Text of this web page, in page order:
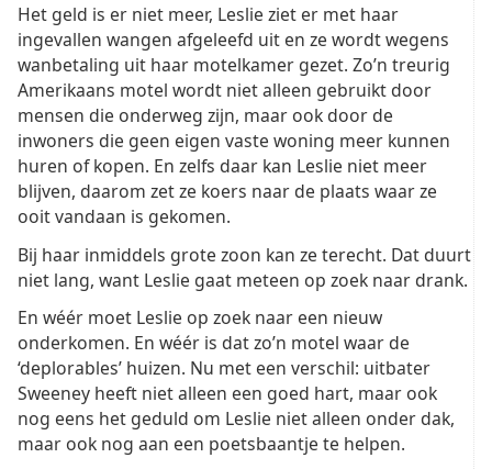
Het geld is er niet meer, Leslie ziet er met haar
ingevallen wangen afgeleefd uit en ze wordt wegens
wanbetaling uit haar motelkamer gezet. Zo’n treurig
Amerikaans motel wordt niet alleen gebruikt door
mensen die onderweg zijn, maar ook door de
inwoners die geen eigen vaste woning meer kunnen
huren of kopen. En zelfs daar kan Leslie niet meer
blijven, daarom zet ze koers naar de plaats waar ze
ooit vandaan is gekomen.
Bij haar inmiddels grote zoon kan ze terecht. Dat duurt
niet lang, want Leslie gaat meteen op zoek naar drank.
En wéér moet Leslie op zoek naar een nieuw
onderkomen. En wéér is dat zo’n motel waar de
‘deplorables’ huizen. Nu met een verschil: uitbater
Sweeney heeft niet alleen een goed hart, maar ook
nog eens het geduld om Leslie niet alleen onder dak,
maar ook nog aan een poetsbaantje te helpen.